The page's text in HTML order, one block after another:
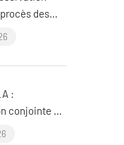
des
torturé
:
conjointe de